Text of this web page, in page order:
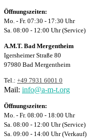
Öffnungszeiten:
Mo. - Fr. 07:30 - 17:30 Uhr
Sa. 08:00 - 12:00 Uhr (Service)
A.M.T. Bad Mergentheim
Igersheimer Straße 80
97980 Bad Mergentheim
Tel.: +49 7931 6001 0
Mail: info@a-m-t.org
Öffnungszeiten:
Mo. - Fr. 08:00 - 18:00 Uhr
Sa. 08:00 - 12:00 Uhr (Service)
Sa. 09:00 - 14:00 Uhr (Verkauf)